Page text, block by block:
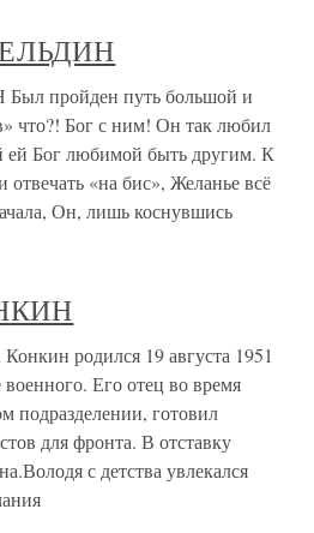
пройден путь большой и
что?! Бог с ним! Он так любил
ей Бог любимой быть другим. К
«на бис», Желанье всё
Он, лишь коснувшись
родился 19 августа 1951
военного. Его отец во время
подразделении, готовил
для фронта. В отставку
с детства увлекался